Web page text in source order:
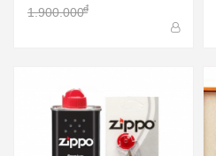
1.900.000đ